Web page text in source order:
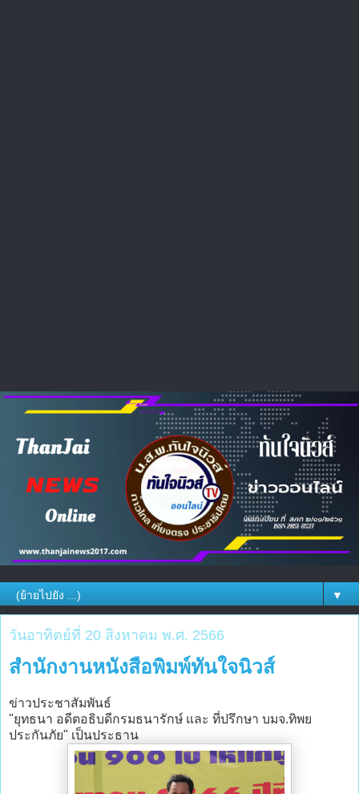
▼
วันอาทิตย์ที่ 20 สิงหาคม พ.ศ. 2566
สำนักงานหนังสือพิมพ์ทันใจนิวส์
ข่าวประชาสัมพันธ์
"ยุทธนา อดีตอธิบดีกรมธนารักษ์ และ ที่ปรึกษา บมจ.ทิพย
ประกันภัย" เป็นประธาน